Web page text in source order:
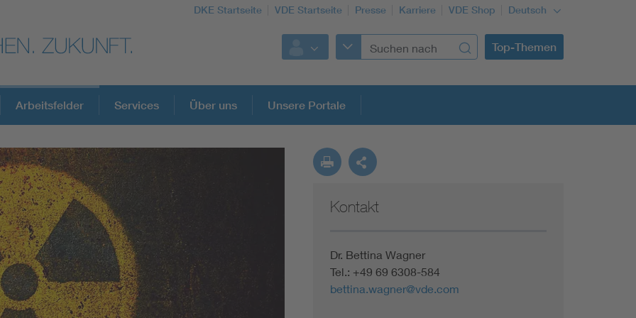
DKE Startseite VDE Startseite Presse Karriere VDE Shop Deutsch
Top-Themen
DKE Fachinformationen im Kontext der Normung
Blitzschutz: DIN EN 62305 in der Übersicht
Circular Economy für mehr Ressourceneffizienz
Cybersecurity in der Industrieautomatisierung
Funktionale Sicherheit schützt den Menschen
Gleichstromanwendungen im Wachstum
Installation und Betrieb von Mini-PV-Anlagen
Arbeitsfelder Services Über uns Unsere Portale
Kontakt
Dr. Bettina Wagner
Tel.: +49 69 6308-584
bettina.wagner@vde.com